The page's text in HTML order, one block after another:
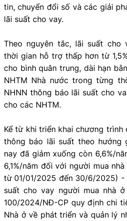
tin, chuyển đổi số và các giải
lãi suất cho vay.
Theo nguyên tắc, lãi suất cho
thời gian hỗ trợ thấp hơn từ
cho bình quân trung, dài hạn
NHTM Nhà nước trong từng
NHNN thông báo lãi suất cho
cho các NHTM.
Kể từ khi triển khai chương trình
thông báo lãi suất theo hướng
nay đã giảm xuống còn 6,6%/
6,1%/năm đối với người mua
từ 01/01/2025 đến 30/6/2025) -
suất cho vay người mua nhà
100/2024/NĐ-CP quy định chi
Nhà ở về phát triển và quản lý